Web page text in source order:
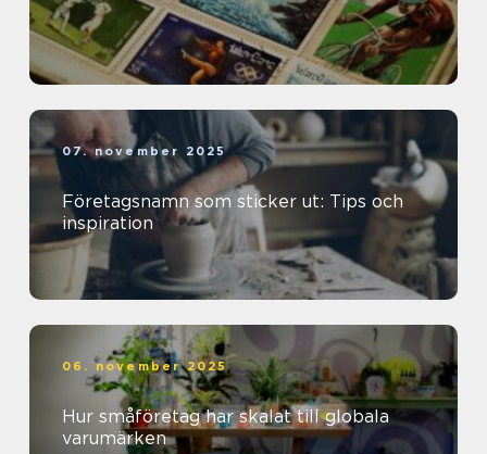
07. november 2025
Företagsnamn som sticker ut: Tips och
inspiration
06. november 2025
Hur småföretag har skalat till globala
varumärken